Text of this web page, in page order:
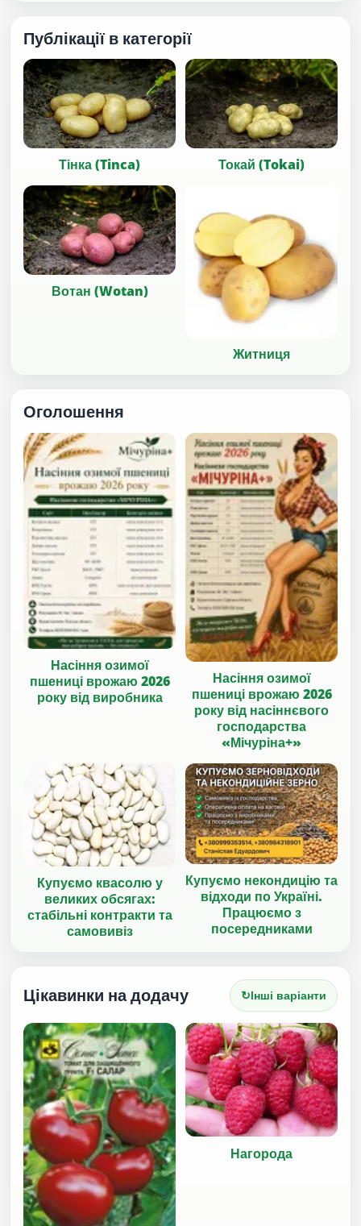
Публікації в категорії
Тінка (Tinca) Токай (Tokai)
Вотан (Wotan)
Житниця
Оголошення
Насіння озимої
пшениці врожаю 2026
року від виробника
Насіння озимої
пшениці врожаю 2026
року від насіннєвого
господарства
«Мічуріна+»
Купуємо квасолю у
великих обсягах:
стабільні контракти та
самовивіз
Купуємо некондицію та
відходи по Україні.
Працюємо з
посередниками
Цікавинки на додачу ↻Інші варіанти
Нагорода